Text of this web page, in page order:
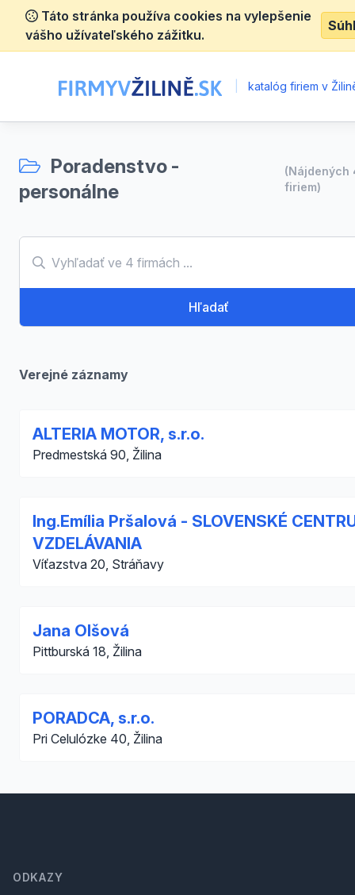
Táto stránka používa cookies na vylepšenie
vášho užívateľského zážitku.
katalóg firiem v
Poradenstvo -
personálne
(Nájdených
firiem)
Hľadať
Verejné záznamy
ALTERIA MOTOR, s.r.o.
Predmestská 90, Žilina
Ing.Emília Pršalová - SLOVENSKÉ
VZDELÁVANIA
Víťazstva 20, Stráňavy
Jana Olšová
Pittburská 18, Žilina
PORADCA, s.r.o.
Pri Celulózke 40, Žilina
ODKAZY